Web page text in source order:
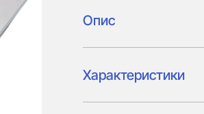
Опис
Характеристики